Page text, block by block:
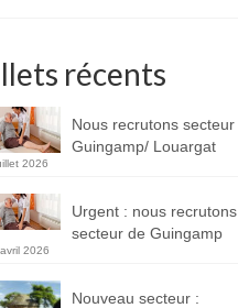
récents
Nous recrutons secteur
Guingamp/ Louargat
2026
Urgent : nous recrutons
secteur de Guingamp
2026
Nouveau secteur :